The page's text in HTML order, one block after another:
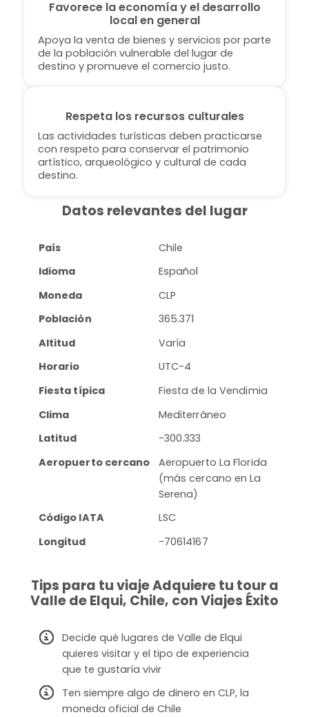
Favorece la economía y el desarrollo
local en general
Apoya la venta de bienes y servicios por parte
de la población vulnerable del lugar de
destino y promueve el comercio justo.
Respeta los recursos culturales
Las actividades turísticas deben practicarse
con respeto para conservar el patrimonio
artístico, arqueológico y cultural de cada
destino.
Datos relevantes del lugar
País
Chile
Idioma
Español
Moneda
CLP
Población
365.371
Altitud
Varía
Horario
UTC-4
Fiesta típica
Fiesta de la Vendimia
Clima
Mediterráneo
Latitud
-300.333
Aeropuerto cercano
Aeropuerto La Florida
(más cercano en La
Serena)
Código IATA
LSC
Longitud
-70614167
Tips para tu viaje Adquiere tu tour a
Valle de Elqui, Chile, con Viajes Éxito
Decide qué lugares de Valle de Elqui
quieres visitar y el tipo de experiencia
que te gustaría vivir
Ten siempre algo de dinero en CLP, la
moneda oficial de Chile